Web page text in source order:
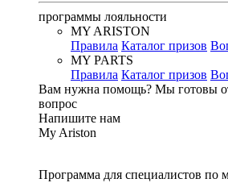
программы лояльности
MY ARISTON
Правила Каталог призов
MY PARTS
Правила Каталог призов
Вам нужна помощь? Мы готовы
вопрос
Напишите нам
My Ariston
Программа для специалистов по